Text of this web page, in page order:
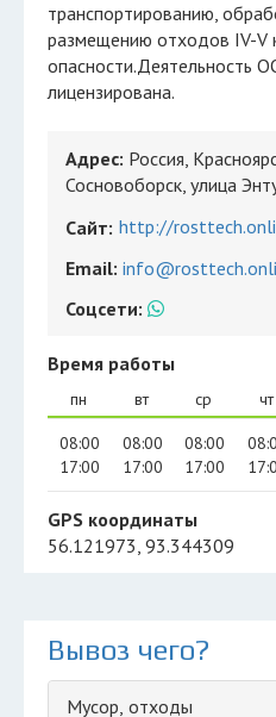
транспортированию,
размещению отходов IV-V
опасности.Деятельность
лицензирована.
Адрес: Россия,
Сосновоборск, улица
Сайт: http://
Email:
Соцсети:
Время работы
пн
08:00
17:00
вт
08:00
17:00
ср
08:00
17:00
чт
GPS координаты
56.121973, 93.344309
Вывоз чего?
Мусор, отходы